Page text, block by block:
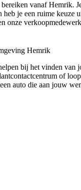
vanaf Hemrik.
je een ruime keuze
onze
Hemrik
bij het vinden
of
auto die aan jouw